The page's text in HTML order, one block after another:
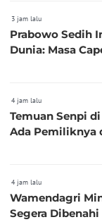
3 jam lalu
Prabowo Sedih
Dunia: Masa
4 jam lalu
Temuan Senpi
Ada Pemiliknya
4 jam lalu
Wamendagri
Segera Dibenahi